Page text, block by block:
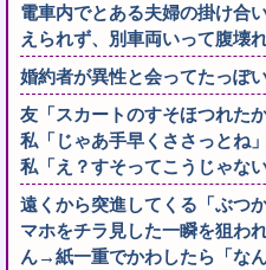
電車内でとある夫婦の掛け合
えられず、別車両いって腹壊
婚約者が異性と会ってたっぽ
友「スカートのすそほつれた
私「じゃあ手早くささっと
私「え？すそってこうじゃな
遠くから突進してくる「ぶつ
マホをチラ見した一瞬を狙わ
ん→紙一重でかわしたら「な